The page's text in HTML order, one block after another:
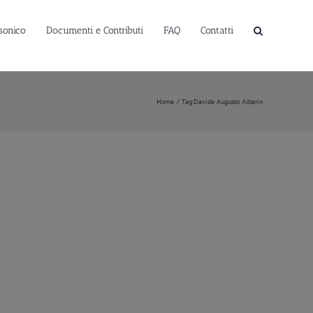
Documenti e Contributi FAQ Contatti
Home Tag:Davide Augusto Albarin